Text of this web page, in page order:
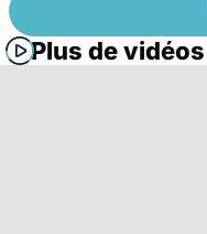
Plus de vidéos